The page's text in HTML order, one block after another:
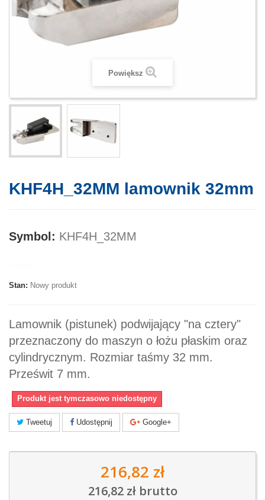
Powiększ
KHF4H_32MM lamownik 32mm
Symbol: KHF4H_32MM
Stan: Nowy produkt
Lamownik (pistunek) podwijający "na cztery"
przeznaczony do maszyn o łożu płaskim oraz
cylindrycznym. Rozmiar taśmy 32 mm.
Prześwit 7 mm.
Produkt jest tymczasowo niedostępny
Tweetuj Udostępnij Google+
216,82 zł
216,82 złbrutto